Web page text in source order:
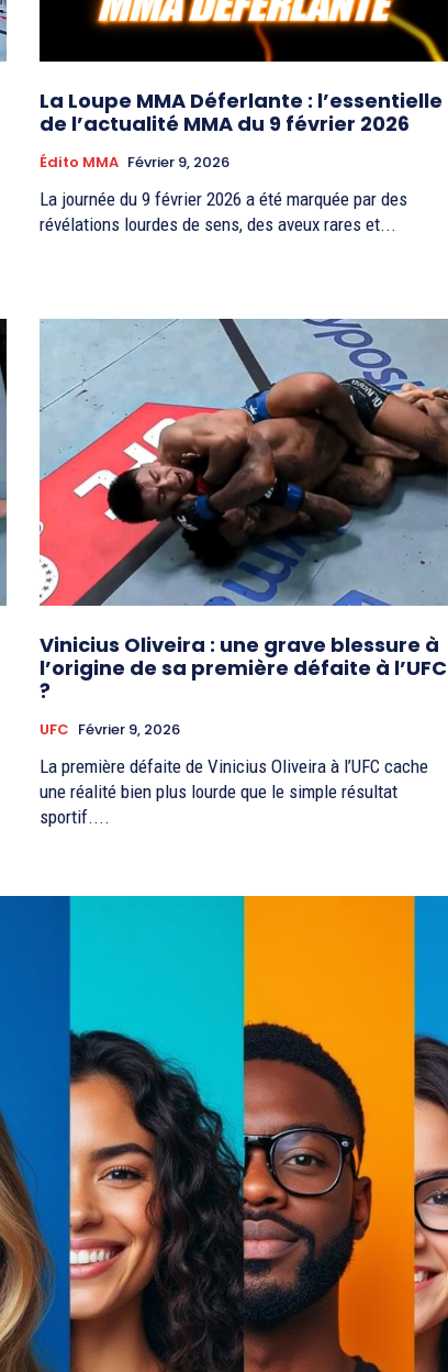
La Loupe MMA Déferlante : l’essentielle
de l’actualité MMA du 9 février 2026
Édito MMA Février 9, 2026
La journée du 9 février 2026 a été marquée par des
révélations lourdes de sens, des aveux rares et...
Vinicius Oliveira : une grave blessure à
l’origine de sa première défaite à l’UFC
?
UFC Février 9, 2026
La première défaite de Vinicius Oliveira à l’UFC cache
une réalité bien plus lourde que le simple résultat
sportif....